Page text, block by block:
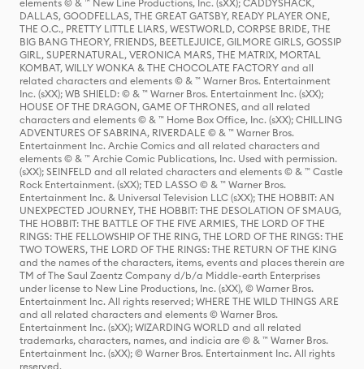
elements © & ™ New Line Productions, Inc. (sXX); CADDYSHACK,
DALLAS, GOODFELLAS, THE GREAT GATSBY, READY PLAYER ONE,
THE O.C., PRETTY LITTLE LIARS, WESTWORLD, CORPSE BRIDE, THE
BIG BANG THEORY, FRIENDS, BEETLEJUICE, GILMORE GIRLS, GOSSIP
GIRL, SUPERNATURAL, VERONICA MARS, THE MATRIX, MORTAL
KOMBAT, WILLY WONKA & THE CHOCOLATE FACTORY and all
related characters and elements © & ™ Warner Bros. Entertainment
Inc. (sXX); WB SHIELD: © & ™ Warner Bros. Entertainment Inc. (sXX);
HOUSE OF THE DRAGON, GAME OF THRONES, and all related
characters and elements © & ™ Home Box Office, Inc. (sXX); CHILLING
ADVENTURES OF SABRINA, RIVERDALE © & ™ Warner Bros.
Entertainment Inc. Archie Comics and all related characters and
elements © & ™ Archie Comic Publications, Inc. Used with permission.
(sXX); SEINFELD and all related characters and elements © & ™ Castle
Rock Entertainment. (sXX); TED LASSO © & ™ Warner Bros.
Entertainment Inc. & Universal Television LLC (sXX); THE HOBBIT: AN
UNEXPECTED JOURNEY, THE HOBBIT: THE DESOLATION OF SMAUG,
THE HOBBIT: THE BATTLE OF THE FIVE ARMIES, THE LORD OF THE
RINGS: THE FELLOWSHIP OF THE RING, THE LORD OF THE RINGS: THE
TWO TOWERS, THE LORD OF THE RINGS: THE RETURN OF THE KING
and the names of the characters, items, events and places therein are
TM of The Saul Zaentz Company d/b/a Middle-earth Enterprises
under license to New Line Productions, Inc. (sXX), © Warner Bros.
Entertainment Inc. All rights reserved; WHERE THE WILD THINGS ARE
and all related characters and elements © Warner Bros.
Entertainment Inc. (sXX); WIZARDING WORLD and all related
trademarks, characters, names, and indicia are © & ™ Warner Bros.
Entertainment Inc. (sXX); © Warner Bros. Entertainment Inc. All rights
reserved.